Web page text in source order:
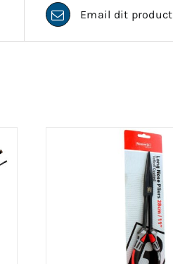
Email dit product